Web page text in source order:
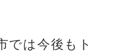
では今後もト